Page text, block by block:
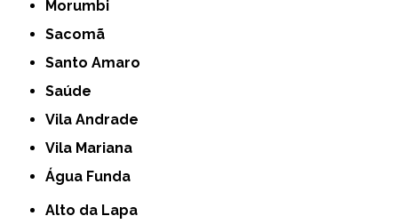
Morumbi
Sacomã
Santo Amaro
Saúde
Vila Andrade
Vila Mariana
Água Funda
Alto da Lapa